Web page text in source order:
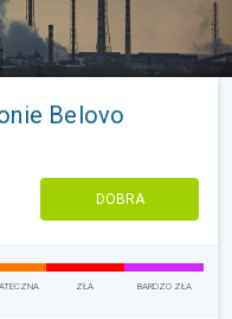
Belovo
DOBRA
ZŁA BARDZO ZŁA